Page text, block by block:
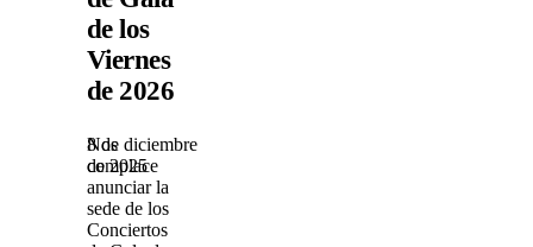
de los
Viernes
de 2026
8 de diciembre
de 2025
Nos
complace
anunciar la
sede de los
Conciertos